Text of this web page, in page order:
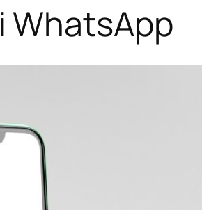
WhatsApp